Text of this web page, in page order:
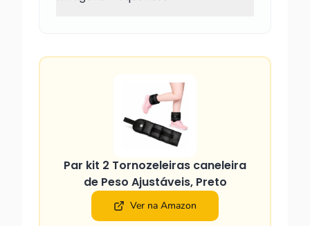
Par kit 2 Tornozeleiras caneleira
de Peso Ajustáveis, Preto
Ver na Amazon